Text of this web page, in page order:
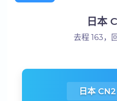
日本
去程 163，
日本